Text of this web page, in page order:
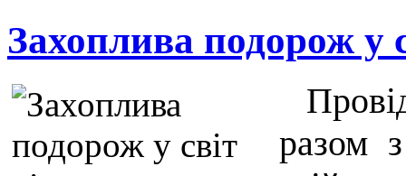
Захоплива подорож у
разом